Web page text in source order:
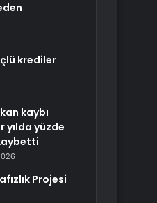
krediler
kaybı
yılda yüzde
Projesi